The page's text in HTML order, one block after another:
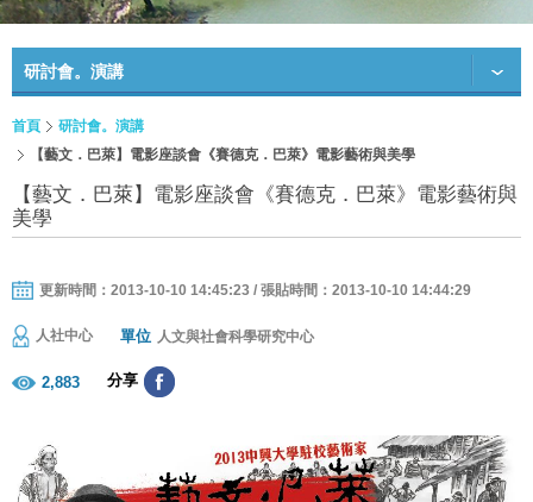
研討會。演講
首頁
研討會。演講
【藝文．巴萊】電影座談會《賽德克．巴萊》電影藝術與美學
【藝文．巴萊】電影座談會《賽德克．巴萊》電影藝術與
美學
更新時間：2013-10-10 14:45:23 / 張貼時間：2013-10-10 14:44:29
人社中心 單位 人文與社會科學研究中心
2,883 分享